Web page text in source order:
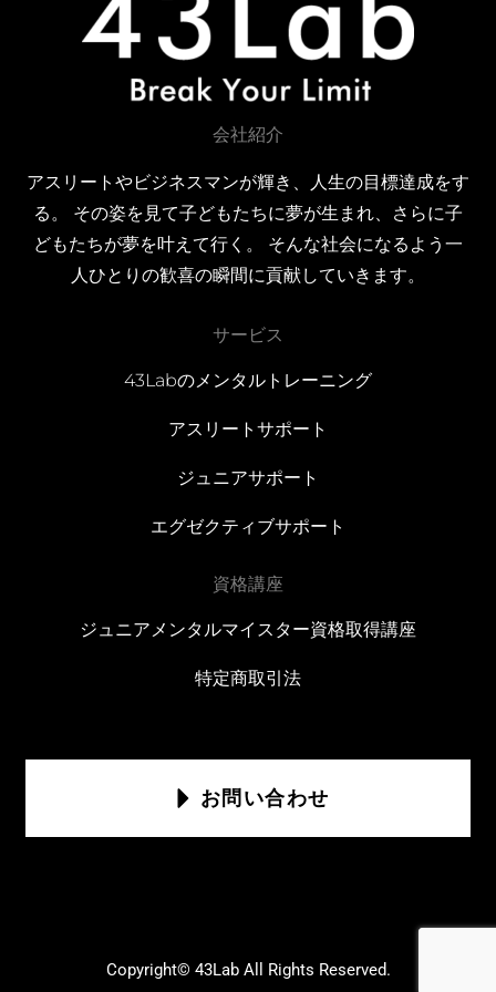
会社紹介
アスリートやビジネスマンが輝き、人生の目標達成をす
る。 その姿を見て子どもたちに夢が生まれ、さらに子
どもたちが夢を叶えて行く。 そんな社会になるよう一
人ひとりの歓喜の瞬間に貢献していきます。
サービス
43Labのメンタルトレーニング
アスリートサポート
ジュニアサポート
エグゼクティブサポート
資格講座
ジュニアメンタルマイスター資格取得講座
特定商取引法
お問い合わせ
Copyright© 43Lab All Rights Reserved.